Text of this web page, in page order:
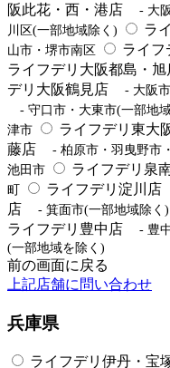
阪此花・西・港店
- 大
川区(一部地域除く)
ラ
山市・堺市南区
ライフ
ライフデリ大阪都島・旭
デリ大阪鶴見店
- 大阪
- 守口市・大東市(一部地
津市
ライフデリ東大
藤店
- 柏原市・羽曳野市
池田市
ライフデリ泉
町
ライフデリ淀川店
店
- 箕面市(一部地域除く)
ライフデリ豊中店 - 豊
(一部地域を除く)
前の画面に戻る
上記店舗に問い合わせ
兵庫県
ライフデリ伊丹・宝